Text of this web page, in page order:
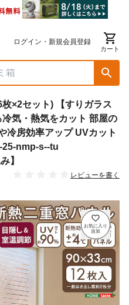
ログイン・新規会員登録
カート
×2セット) 【すりガラス
気・熱気をカット 部屋の
冷房効率アップ UVカット
25-nmp-s--tu
】
レビューを書く